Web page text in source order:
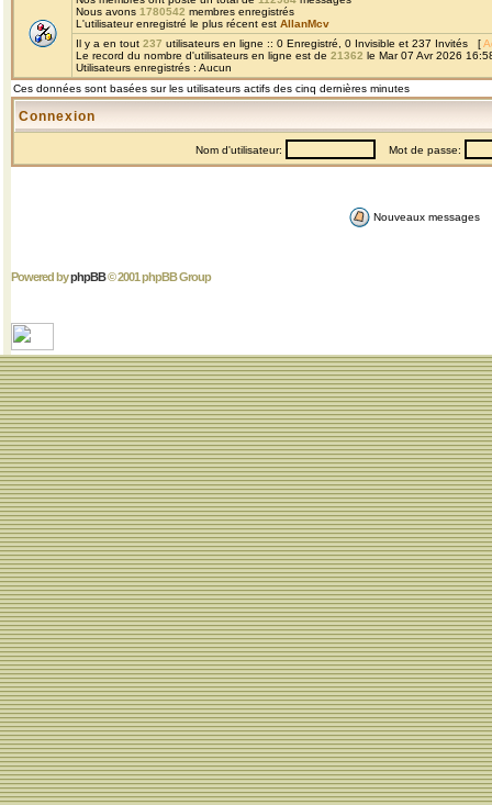
Nous avons 1780542 membres enregistrés
L'utilisateur enregistré le plus récent est AllanMcv
Il y a en tout 237 utilisateurs en ligne :: 0 Enregistré, 0 Invisible et 237 Invités [
Le record du nombre d'utilisateurs en ligne est de 21362 le Mar 07 Avr 2026
Utilisateurs enregistrés : Aucun
Ces données sont basées sur les utilisateurs actifs des cinq dernières minutes
Connexion
Nom d'utilisateur: Mot de passe:
Nouveaux messages
Powered byphpBB© 2001 phpBB Group